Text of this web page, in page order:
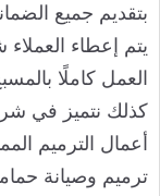
بتقديم جميع
يتم إعطاء
العمل كاملًا
كذلك نتميز في
أعمال الترميم
ترميم وصيانة